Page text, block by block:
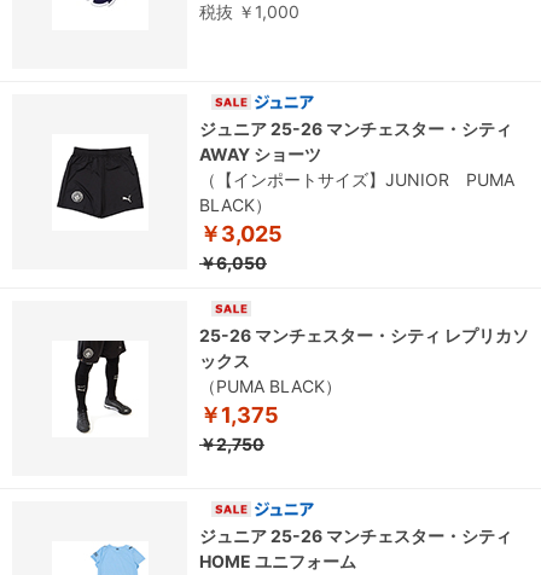
税抜 ￥1,000
ジュニア 25-26 マンチェスター・シティ
AWAY ショーツ
（【インポートサイズ】JUNIOR PUMA
BLACK）
￥3,025
￥6,050
25-26 マンチェスター・シティ レプリカソ
ックス
（PUMA BLACK）
￥1,375
￥2,750
ジュニア 25-26 マンチェスター・シティ
HOME ユニフォーム